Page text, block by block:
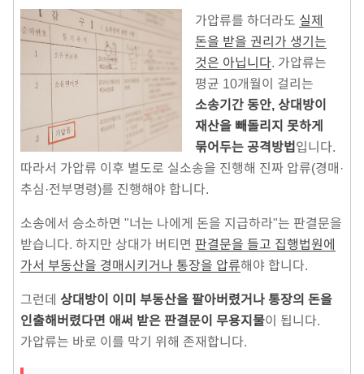
가압류를 하더라도 실제
돈을 받을 권리가 생기는
것은 아닙니다. 가압류는
평균 10개월이 걸리는
소송기간 동안, 상대방이
재산을 빼돌리지 못하게
묶어두는 공격방법입니다.
따라서 가압류 이후 별도로 실소송을 진행해 진짜 압류(경매·
추심·전부명령)를 진행해야 합니다.
소송에서 승소하면 "너는 나에게 돈을 지급하라"는 판결문을
받습니다. 하지만 상대가 버티면 판결문을 들고 집행법원에
가서 부동산을 경매시키거나 통장을 압류해야 합니다.
그런데 상대방이 이미 부동산을 팔아버렸거나 통장의 돈을
인출해버렸다면 애써 받은 판결문이 무용지물이 됩니다.
가압류는 바로 이를 막기 위해 존재합니다.